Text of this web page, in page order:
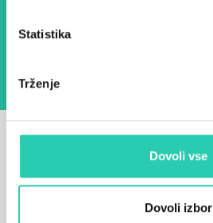
Statistika
Trženje
Dovoli vse
Dovoli izbor
namen pošiljanja novic.